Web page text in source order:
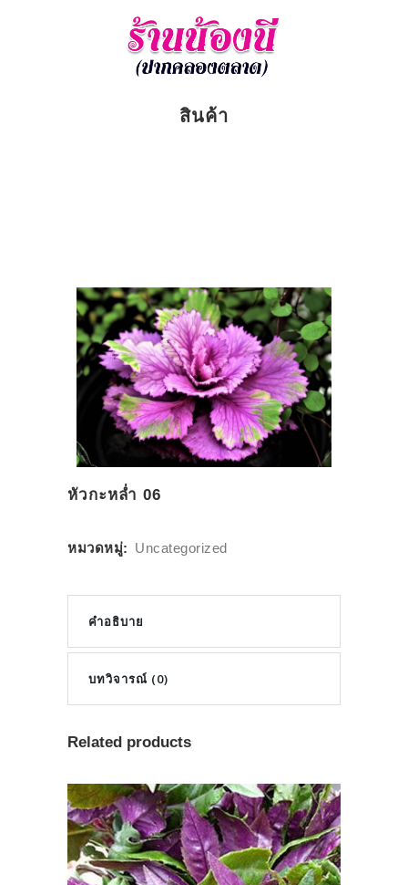
สินค้า
หัวกะหล่ำ 06
หมวดหมู่: Uncategorized
คำอธิบาย
บทวิจารณ์ (0)
Related products